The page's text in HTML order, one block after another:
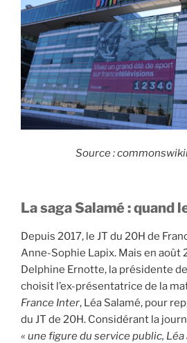
Source :
La saga Salamé : quand
Depuis 2017, le JT du 20H de
Anne-Sophie Lapix. Mais en août
Delphine Ernotte, la présidente
choisit l’ex-présentatrice de la
France Inter, Léa Salamé, pour
du JT de 20H. Considérant la
« une figure du service public,